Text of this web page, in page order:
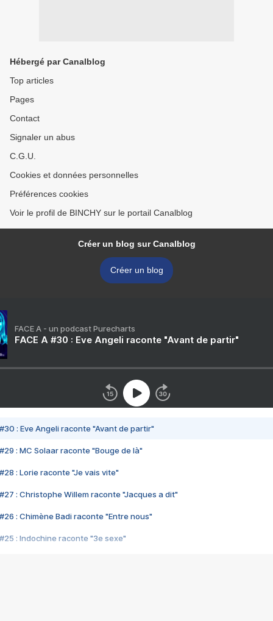
Hébergé par Canalblog
Top articles
Pages
Contact
Signaler un abus
C.G.U.
Cookies et données personnelles
Préférences cookies
Voir le profil de BINCHY sur le portail Canalblog
Créer un blog sur Canalblog
Créer un blog
FACE A - un podcast Purecharts
FACE A #30 : Eve Angeli raconte "Avant de partir"
#30 : Eve Angeli raconte "Avant de partir"
#29 : MC Solaar raconte "Bouge de là"
#28 : Lorie raconte "Je vais vite"
#27 : Christophe Willem raconte "Jacques a dit"
#26 : Chimène Badi raconte "Entre nous"
#25 : Indochine raconte "3e sexe"